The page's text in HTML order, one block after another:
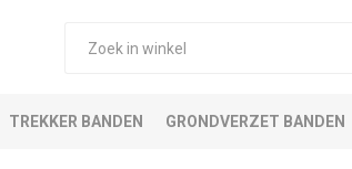
TREKKER BANDEN GRONDVERZET BANDEN